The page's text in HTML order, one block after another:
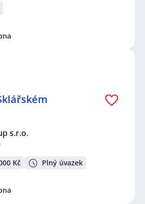
s.r.o.
Kč Plný úvazek